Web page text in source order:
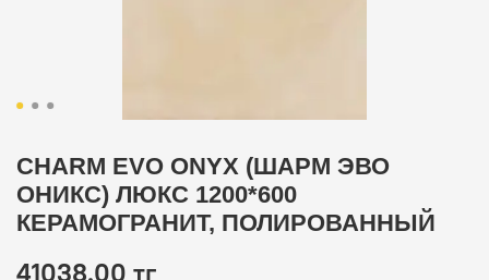
CHARM EVO ONYX (ШАРМ ЭВО
ОНИКС) ЛЮКС 1200*600
КЕРАМОГРАНИТ, ПОЛИРОВАННЫЙ
41038.00 тг